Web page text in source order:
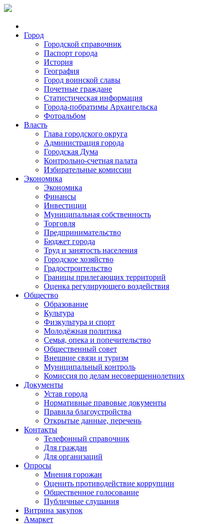
Город
Городской справочник
Паспорт города
История
География
Город воинской славы
Почетные граждане
Статистическая информация
Города-побратимы Архангельска
Фотоальбом
Власть
Глава городского округа
Администрация города
Городская Дума
Контрольно-счетная палата
Избирательные комиссии
Экономика
Экономика
Финансы
Инвестиции
Муниципальная собственность
Торговля
Предпринимательство
Бюджет города
Труд и занятость населения
Городское хозяйство
Градостроительство
Границы прилегающих территорий
Оценка регулирующего воздействия
Общество
Образование
Культура
Физкультура и спорт
Молодёжная политика
Семья, опека и попечительство
Общественный совет
Внешние связи и туризм
Муниципальный контроль
Комиссия по делам несовершеннолетних
Документы
Устав города
Нормативные правовые документы
Правила благоустройства
Открытые данные, перечень
Контакты
Телефонный справочник
Для граждан
Для организаций
Опросы
Мнения горожан
Оценить противодействие коррупции
Общественное голосование
Публичные слушания
Витрина закупок
Амаркет